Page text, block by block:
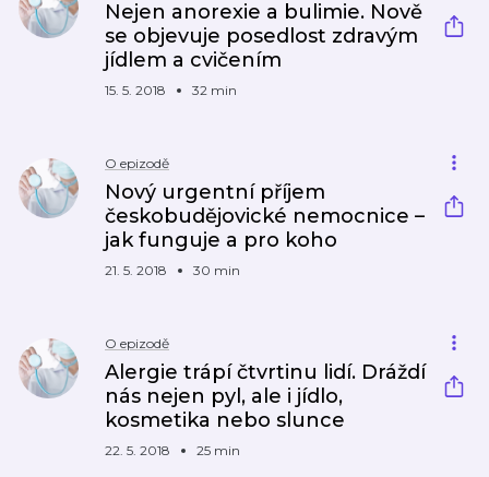
Nejen anorexie a bulimie. Nově
se objevuje posedlost zdravým
jídlem a cvičením
15. 5. 2018 32 min
O epizodě
Nový urgentní příjem
českobudějovické nemocnice –
jak funguje a pro koho
21. 5. 2018 30 min
O epizodě
Alergie trápí čtvrtinu lidí. Dráždí
nás nejen pyl, ale i jídlo,
kosmetika nebo slunce
22. 5. 2018 25 min